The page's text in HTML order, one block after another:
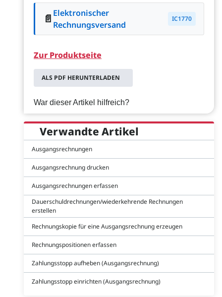
📄 Elektronischer
Rechnungsversand
IC1770
Zur Produktseite
ALS PDF HERUNTERLADEN
War dieser Artikel hilfreich?
Verwandte Artikel
Ausgangsrechnungen
Ausgangsrechnung drucken
Ausgangsrechnungen erfassen
Dauerschuldrechnungen/wiederkehrende Rechnungen
erstellen
Rechnungskopie für eine Ausgangsrechnung erzeugen
Rechnungspositionen erfassen
Zahlungsstopp aufheben (Ausgangsrechnung)
Zahlungsstopp einrichten (Ausgangsrechnung)